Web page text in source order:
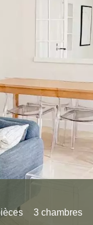
3 chambres